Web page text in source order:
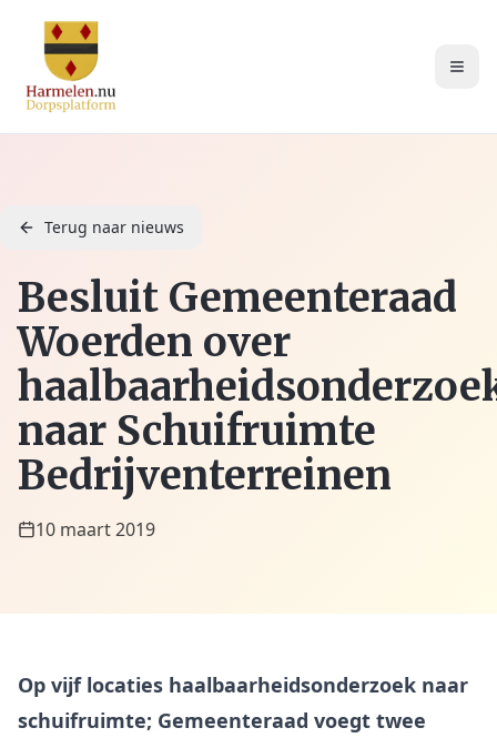
Terug naar nieuws
Besluit Gemeenteraad
Woerden over
naar Schuifruimte
Bedrijventerreinen
10 maart 2019
Op vijf locaties haalbaarheidsonderzoek naar
schuifruimte; Gemeenteraad voegt twee